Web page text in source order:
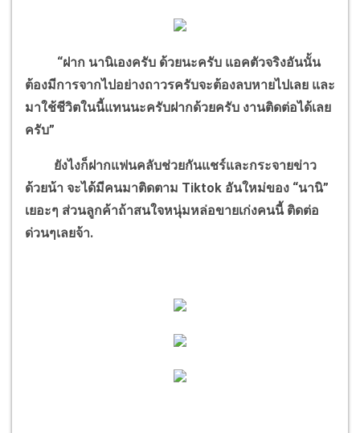
“ฝาก นานิเองครับ ด้วยนะครับ แอคตัวจริงอันนั้น
ต้องมีการจากไปอย่างถาวรครับจะต้องลบหายไปเลย และ
มาใช้ชีวิตในนี้แทนนะครับฝากด้วยครับ งานติดต่อได้เลย
ครับ”
ยังไงก็ฝากแฟนคลับช่วยกันแชร์และกระจายข่าว
ด้วยน้า จะได้มีคนมาติดตาม Tiktok อันใหม่ของ “นานิ”
เยอะๆ ส่วนลูกค้าถ้าสนใจหนุ่มหล่อขายเก่งคนนี้ ติดต่อ
ด่วนๆเลยจ้า.